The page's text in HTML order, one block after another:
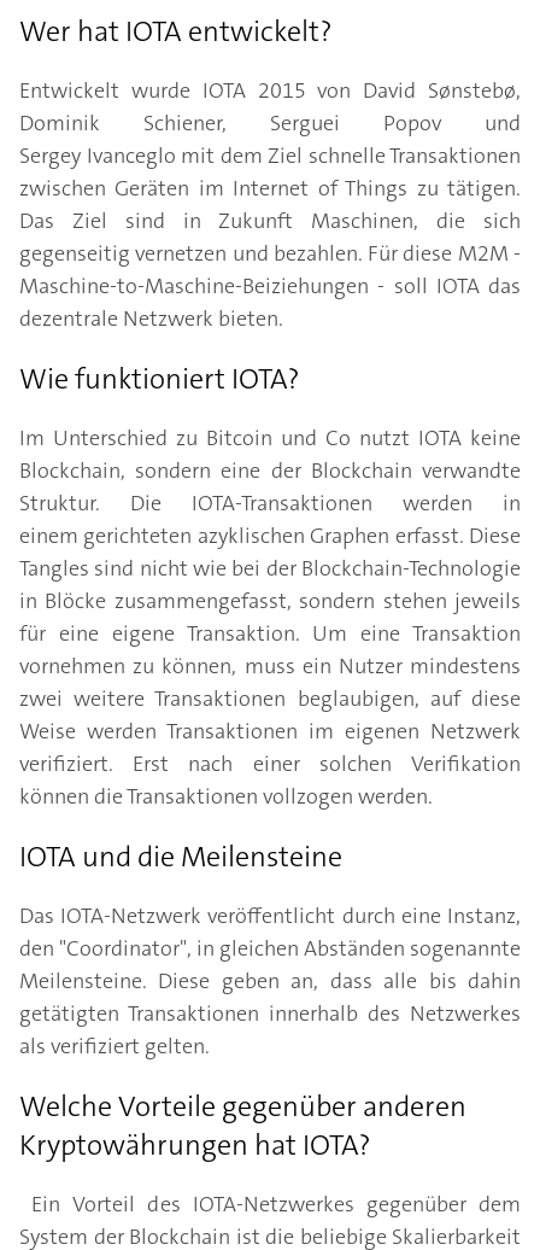
Wer hat IOTA entwickelt?
Entwickelt wurde IOTA 2015 von David Sønstebø,
Dominik Schiener, Serguei Popov und
Sergey Ivanceglo mit dem Ziel schnelle Transaktionen
zwischen Geräten im Internet of Things zu tätigen.
Das Ziel sind in Zukunft Maschinen, die sich
gegenseitig vernetzen und bezahlen. Für diese M2M -
Maschine-to-Maschine-Beiziehungen - soll IOTA das
dezentrale Netzwerk bieten.
Wie funktioniert IOTA?
Im Unterschied zu Bitcoin und Co nutzt IOTA keine
Blockchain, sondern eine der Blockchain verwandte
Struktur. Die IOTA-Transaktionen werden in
einem gerichteten azyklischen Graphen erfasst. Diese
Tangles sind nicht wie bei der Blockchain-Technologie
in Blöcke zusammengefasst, sondern stehen jeweils
für eine eigene Transaktion. Um eine Transaktion
vornehmen zu können, muss ein Nutzer mindestens
zwei weitere Transaktionen beglaubigen, auf diese
Weise werden Transaktionen im eigenen Netzwerk
verifiziert. Erst nach einer solchen Verifikation
können die Transaktionen vollzogen werden.
IOTA und die Meilensteine
Das IOTA-Netzwerk veröffentlicht durch eine Instanz,
den "Coordinator", in gleichen Abständen sogenannte
Meilensteine. Diese geben an, dass alle bis dahin
getätigten Transaktionen innerhalb des Netzwerkes
als verifiziert gelten.
Welche Vorteile gegenüber anderen
Kryptowährungen hat IOTA?
Ein Vorteil des IOTA-Netzwerkes gegenüber dem
System der Blockchain ist die beliebige Skalierbarkeit